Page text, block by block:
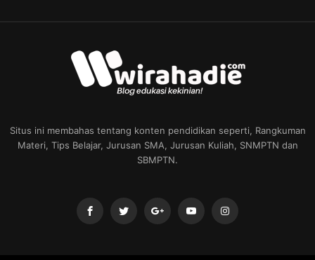
Situs ini membahas tentang konten pendidikan seperti, Rangkuman
Materi, Tips Belajar, Jurusan SMA, Jurusan Kuliah, SNMPTN dan
SBMPTN.